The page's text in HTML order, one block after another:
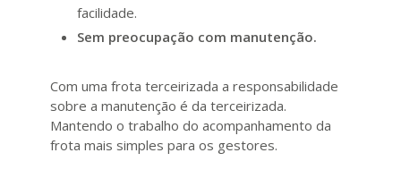
facilidade.
Sem preocupação com manutenção.
Com uma frota terceirizada a responsabilidade
sobre a manutenção é da terceirizada.
Mantendo o trabalho do acompanhamento da
frota mais simples para os gestores.